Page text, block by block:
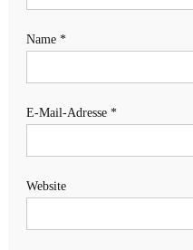
Name *
E-Mail-Adresse *
Website